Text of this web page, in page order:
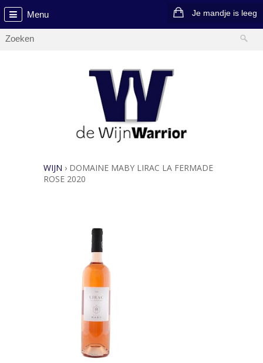
Menu Je mandje is leeg
WIJN › DOMAINE MABY LIRAC LA FERMADE
ROSE 2020